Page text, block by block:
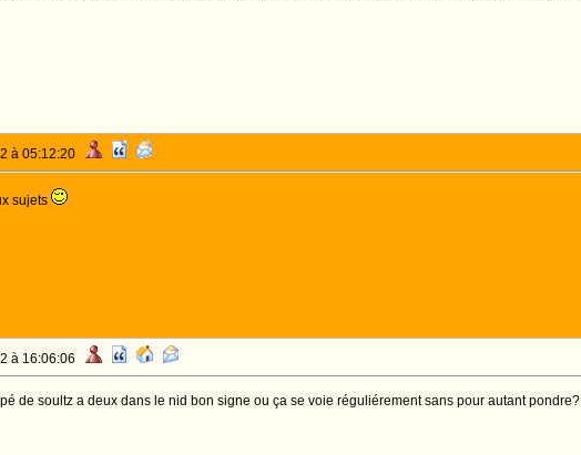
à 05:12:20
sujets
à 16:06:06
de soultz a deux dans le nid bon signe ou ça se voie réguliérement sans pour autant pondre?